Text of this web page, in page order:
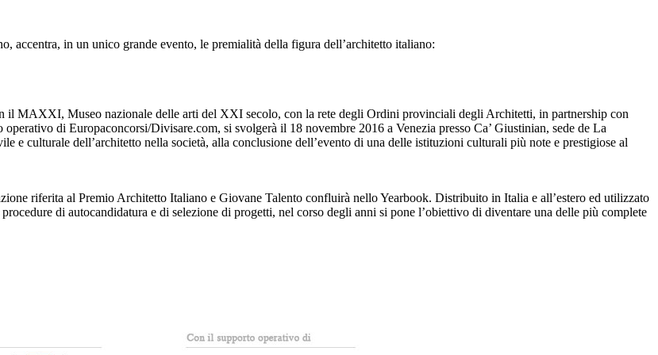
accentra, in un unico grande evento, le premialità della figura dell’architetto italiano:
il MAXXI, Museo nazionale delle arti del XXI secolo, con la rete degli Ordini provinciali degli Architetti, in partnership con
di Europaconcorsi/Divisare.com, si svolgerà il 18 novembre 2016 a Venezia presso Ca’ Giustinian, sede de La
e culturale dell’architetto nella società, alla conclusione dell’evento di una delle istituzioni culturali più note e prestigiose al
riferita al Premio Architetto Italiano e Giovane Talento confluirà nello Yearbook. Distribuito in Italia e all’estero ed utilizzato
di autocandidatura e di selezione di progetti, nel corso degli anni si pone l’obiettivo di diventare una delle più complete